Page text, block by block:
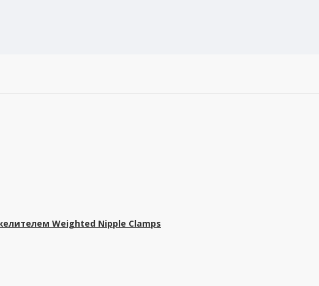
Weighted Nipple Clamps